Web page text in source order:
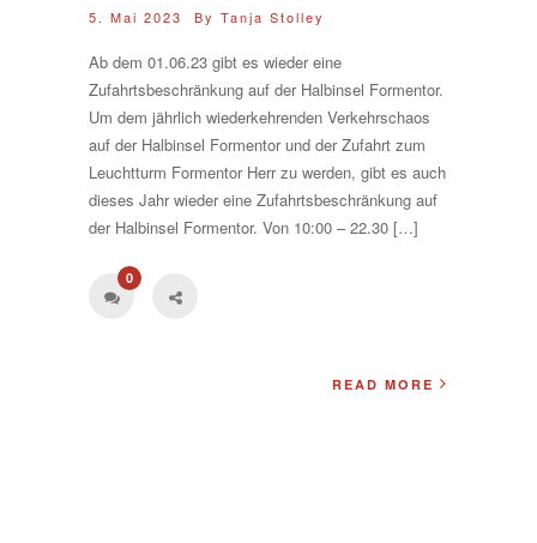
5. Mai 2023 By Tanja Stolley
Ab dem 01.06.23 gibt es wieder eine
Zufahrtsbeschränkung auf der Halbinsel Formentor.
Um dem jährlich wiederkehrenden Verkehrschaos
auf der Halbinsel Formentor und der Zufahrt zum
Leuchtturm Formentor Herr zu werden, gibt es auch
dieses Jahr wieder eine Zufahrtsbeschränkung auf
der Halbinsel Formentor. Von 10:00 – 22.30 […]
0
READ MORE